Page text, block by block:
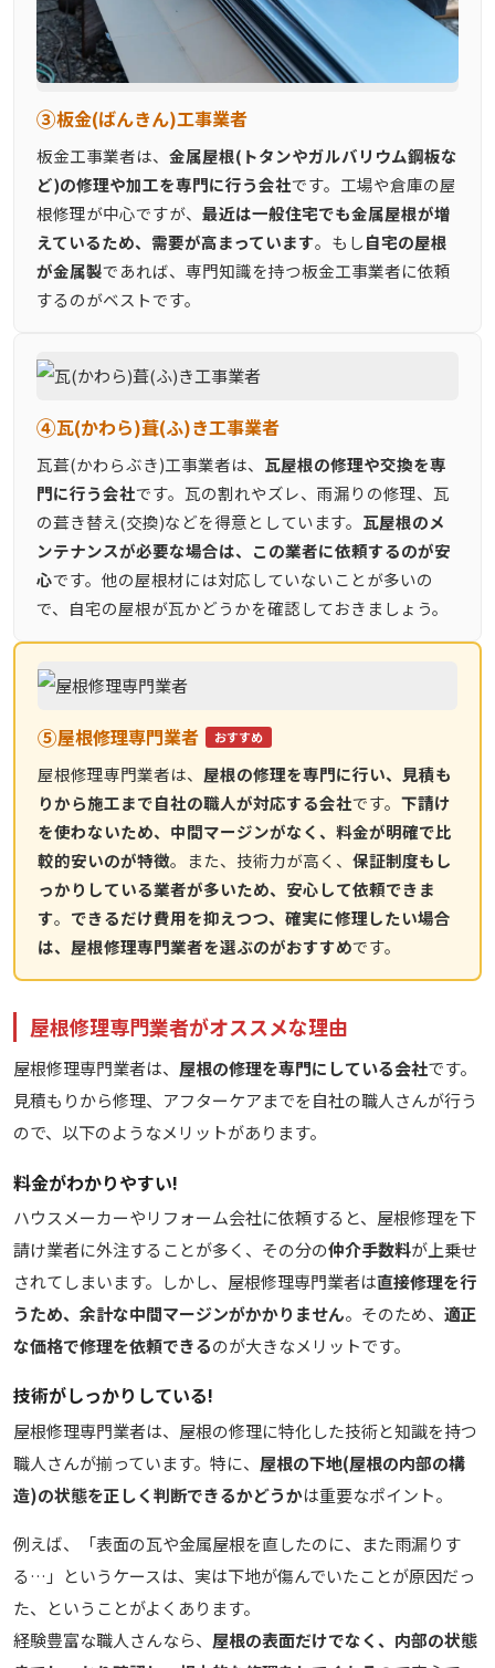
③板金(ばんきん)工事業者
板金工事業者は、 金属屋根(トタンやガルバリウム鋼板な
ど)の修理や加工を専門に行う会社です。工場や倉庫の屋
根修理が中心ですが、 最近は一般住宅でも金属屋根が増
えているため、需要が高まっています。もし自宅の屋根
が金属製であれば、専門知識を持つ板金工事業者に依頼
するのがベストです。
④瓦(かわら)葺(ふ)き工事業者
瓦葺(かわらぶき)工事業者は、 瓦屋根の修理や交換を専
門に行う会社です。瓦の割れやズレ、雨漏りの修理、瓦
の葺き替え(交換)などを得意としています。 瓦屋根のメ
ンテナンスが必要な場合は、この業者に依頼するのが安
心です。他の屋根材には対応していないことが多いの
で、自宅の屋根が瓦かどうかを確認しておきましょう。
⑤屋根修理専門業者 おすすめ
屋根修理専門業者は、 屋根の修理を専門に行い、見積も
りから施工まで自社の職人が対応する会社です。 下請け
を使わないため、中間マージンがなく、料金が明確で比
較的安いのが特徴。また、技術力が高く、 保証制度もし
っかりしている業者が多いため、安心して依頼できま
す。 できるだけ費用を抑えつつ、確実に修理したい場合
は、屋根修理専門業者を選ぶのがおすすめです。
屋根修理専門業者がオススメな理由
屋根修理専門業者は、 屋根の修理を専門にしている会社です。
見積もりから修理、アフターケアまでを自社の職人さんが行う
ので、以下のようなメリットがあります。
料金がわかりやすい!
ハウスメーカーやリフォーム会社に依頼すると、屋根修理を下
請け業者に外注することが多く、その分の仲介手数料が上乗せ
されてしまいます。しかし、屋根修理専門業者は直接修理を行
うため、余計な中間マージンがかかりません。そのため、 適正
な価格で修理を依頼できるのが大きなメリットです。
技術がしっかりしている!
屋根修理専門業者は、屋根の修理に特化した技術と知識を持つ
職人さんが揃っています。特に、 屋根の下地(屋根の内部の構
造)の状態を正しく判断できるかどうかは重要なポイント。
例えば、「表面の瓦や金属屋根を直したのに、また雨漏りす
る…」というケースは、実は下地が傷んでいたことが原因だっ
た、ということがよくあります。
経験豊富な職人さんなら、 屋根の表面だけでなく、内部の状態